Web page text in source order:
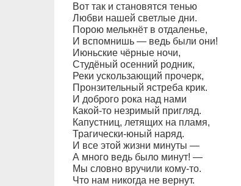
Вот так и становятся тенью
Любви нашей светлые дни.
Порою мелькнёт в отдаленье,
И вспомнишь — ведь были они!
Июньские чёрные ночи,
Студёный осенний родник,
Реки ускользающий прочерк,
Пронзительный ястреба крик.
И доброго рока над нами
Какой-то незримый пригляд.
Капустниц, летящих на пламя,
Трагически-юный наряд.
И все этой жизни минуты —
А много ведь было минут! —
Мы словно вручили кому-то.
Что нам никогда не вернут.